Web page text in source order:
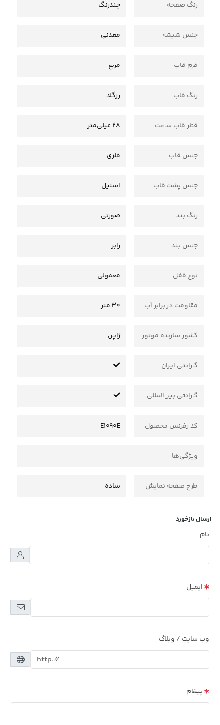
رنگ صفحه چندرنگ
جنس شیشه معدنی
فرم قاب مربع
رنگ قاب رزگلد
قطر قاب ساعت 28 میلی‌متر
جنس قاب فلزی
جنس پشت قاب استیل
رنگ بند صورتی
جنس بند رابر
نوع قفل معمولی
مقاومت در برابر آب 30 متر
کشور سازنده موتور ژاپن
گارانتی ایران
گارانتی بین‌المللی
کد رفرنس محصول E1090E
ویژگی‌ها
طرح صفحه نمایش ساده
ارسال بازخورد
نام
ایمیل
وب سایت / وبلاگ
پیغام